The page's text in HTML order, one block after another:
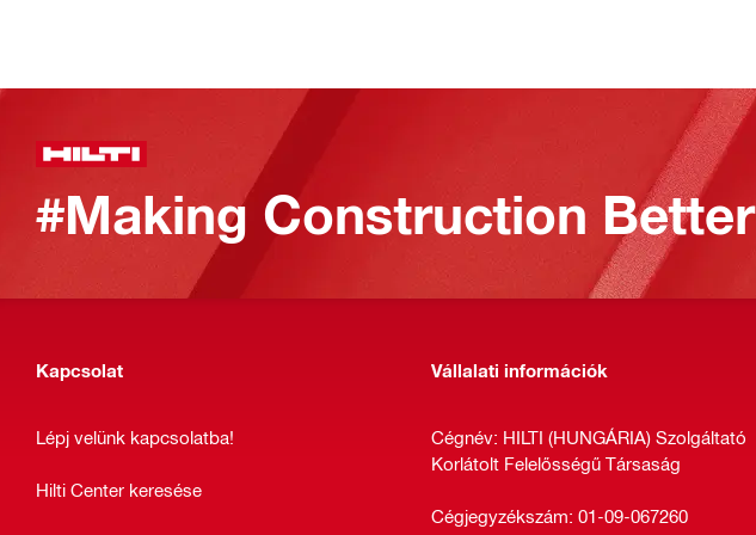
#Making Construction Better
Kapcsolat
Lépj velünk kapcsolatba!
Hilti Center keresése
Vállalati információk
Cégnév: HILTI (HUNGÁRIA) Szolgáltató
Korlátolt Felelősségű Társaság
Cégjegyzékszám: 01-09-067260